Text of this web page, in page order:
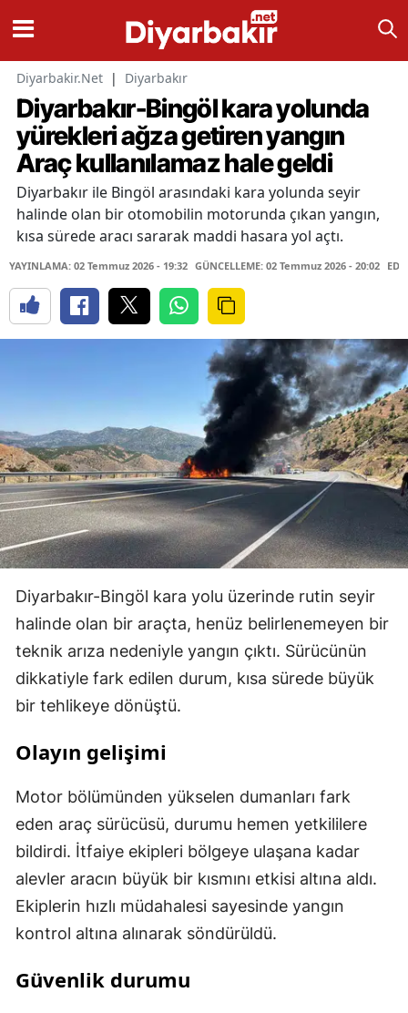
Diyarbakir.Net | Diyarbakır
Diyarbakır-Bingöl kara yolunda
yürekleri ağza getiren yangın
Araç kullanılamaz hale geldi
Diyarbakır ile Bingöl arasındaki kara yolunda seyir
halinde olan bir otomobilin motorunda çıkan yangın,
kısa sürede aracı sararak maddi hasara yol açtı.
YAYINLAMA: 02 Temmuz 2026 - 19:32 GÜNCELLEME: 02 Temmuz 2026 - 20:02
Diyarbakır-Bingöl kara yolu üzerinde rutin seyir
halinde olan bir araçta, henüz belirlenemeyen bir
teknik arıza nedeniyle yangın çıktı. Sürücünün
dikkatiyle fark edilen durum, kısa sürede büyük
bir tehlikeye dönüştü.
Olayın gelişimi
Motor bölümünden yükselen dumanları fark
eden araç sürücüsü, durumu hemen yetkililere
bildirdi. İtfaiye ekipleri bölgeye ulaşana kadar
alevler aracın büyük bir kısmını etkisi altına aldı.
Ekiplerin hızlı müdahalesi sayesinde yangın
kontrol altına alınarak söndürüldü.
Güvenlik durumu